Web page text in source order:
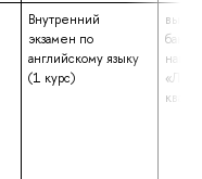
Внутренний
экзамен по
английскому языку
(1 курс)